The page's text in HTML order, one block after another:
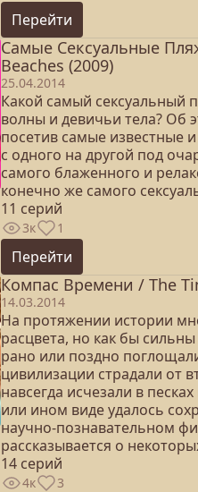
Перейти
Самые Сексуальные
Beaches (2009)
25.04.2014
Какой самый сексуальный
волны и девичьи тела? Об
посетив самые известные
с одного на другой под
самого блаженного и
конечно же самого
11 серий
3к 1
Перейти
Компас Времени / The
14.03.2014
На протяжении истории
расцвета, но как бы
рано или поздно
цивилизации страдали от
навсегда исчезали в
или ином виде удалось
научно-познавательном
рассказывается о
14 серий
4к 3